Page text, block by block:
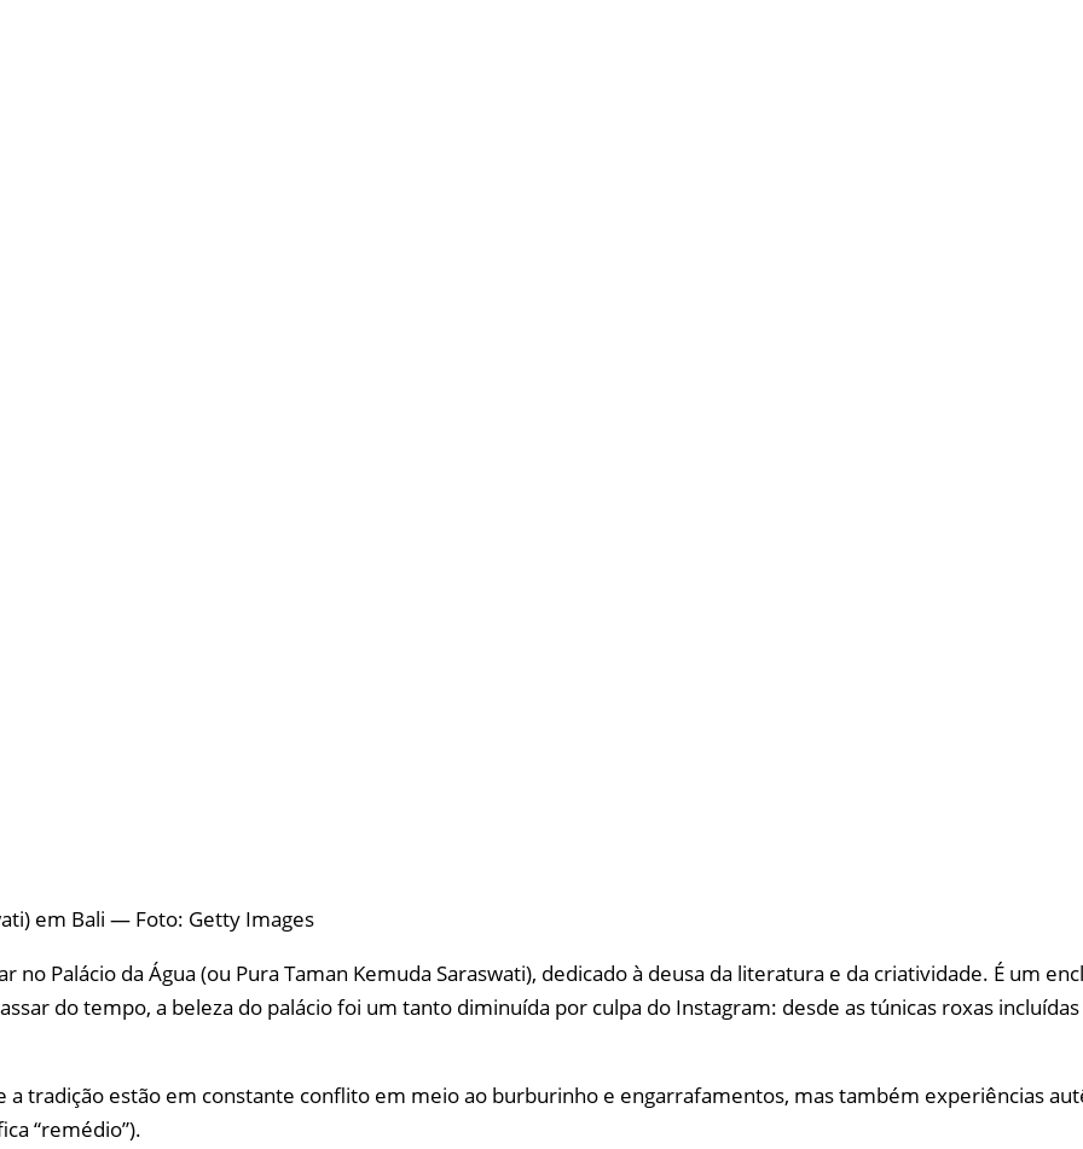
em Bali — Foto: Getty Images
no Palácio da Água (ou Pura Taman Kemuda Saraswati), dedicado à deusa da literatura e da criatividade. É um
do tempo, a beleza do palácio foi um tanto diminuída por culpa do Instagram: desde as túnicas roxas
tradição estão em constante conflito em meio ao burburinho e engarrafamentos, mas também experiências
“remédio”).